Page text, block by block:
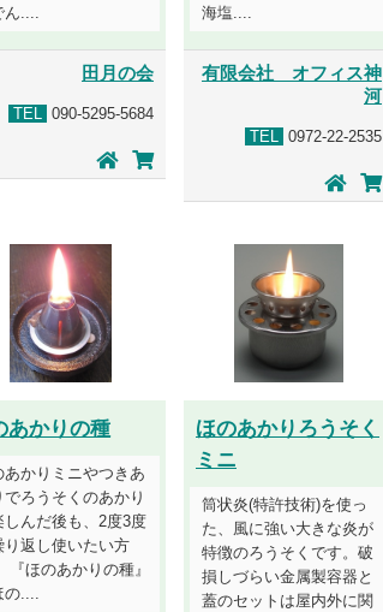
ん....
田月の会
TEL 090-5295-5684
海塩....
有限会社 オフィス神
河
TEL 0972-22-2535
あかりの種
あかりミニやつきあ
でろうそくのあかり
しんだ後も、2度3度
り返し使いたい方
『ほのあかりの種』
の....
ほのあかりろうそく
ミニ
筒状炎(特許技術)を使っ
た、風に強い大きな炎が
特徴のろうそくです。破
損しづらい金属製容器と
蓋のセットは屋内外に関